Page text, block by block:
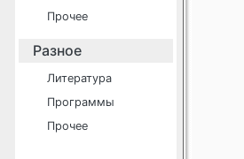
Прочее
Разное
Литература
Программы
Прочее